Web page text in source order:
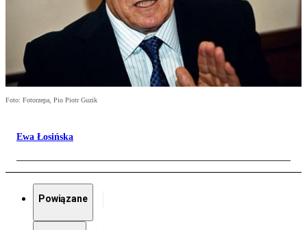
Foto: Fotorzepa, Pio Piotr Guzik
Ewa Łosińska
Powiązane